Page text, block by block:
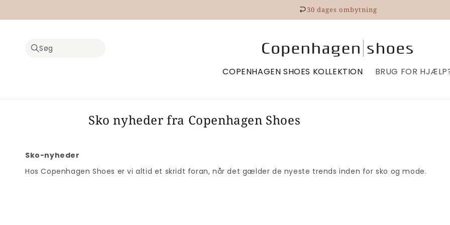
30 dages ombytning
Søg
COPENHAGEN SHOES KOLLEKTION BRUG FOR
Sko nyheder fra Copenhagen Shoes
Sko-nyheder
Hos Copenhagen Shoes er vi altid et skridt foran, når det gælder de nyeste trends inden for sko og mode.